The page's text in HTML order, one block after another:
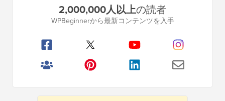
イ
2,000,000人以上の読者
WPBeginnerから最新コンテンツを入手